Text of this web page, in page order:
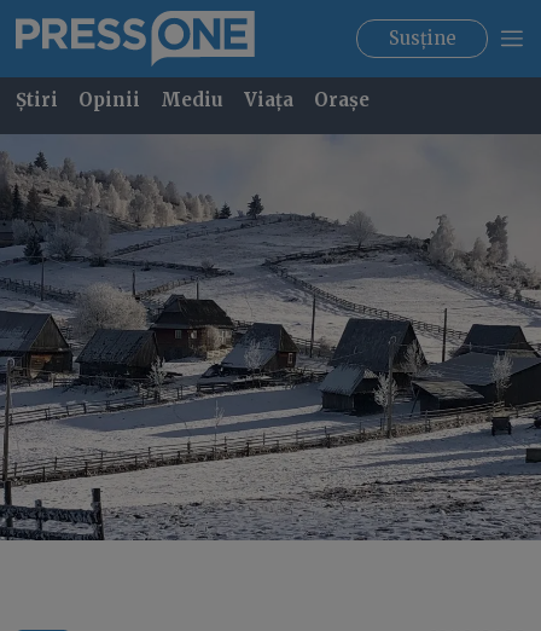
Susține
Știri Opinii Mediu Viața Orașe